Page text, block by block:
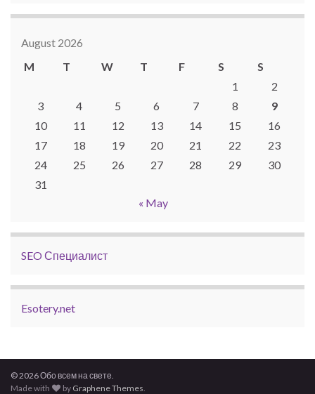
August 2026
M
T W T F S
S
1
2
3
4 5 6 7 8
9
10
11 12 13 14 15
16
17
18 19 20 21 22
23
24
25 26 27 28 29
30
31
« May
SEO Специалист
Esotery.net
© 2026 Обо всем на свете.
Made with
by Graphene Themes.